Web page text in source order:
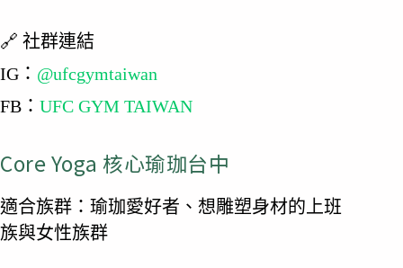
🔗 社群連結
IG： @ufcgymtaiwan
FB： UFC GYM TAIWAN
Core Yoga 核心瑜珈台中
適合族群：瑜珈愛好者、想雕塑身材的上班
族與女性族群